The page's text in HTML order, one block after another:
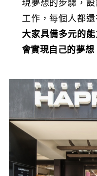
現夢想的步驟，
工作，每個人都還
大家具備多元的
會實現自己的夢想